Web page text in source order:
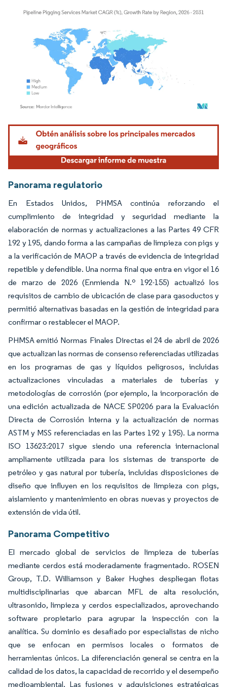
Imagen © Mordor Intelligence. El uso requiere atribución según CC BY 4.0.
Panorama regulatorio
En Estados Unidos, PHMSA continúa reforzando el
cumplimiento de integridad y seguridad mediante la
elaboración de normas y actualizaciones a las Partes 49 CFR
192 y 195, dando forma a las campañas de limpieza con pigs y
a la verificación de MAOP a través de evidencia de integridad
repetible y defendible. Una norma final que entra en vigor el 16
de marzo de 2026 (Enmienda N.º 192-155) actualizó los
requisitos de cambio de ubicación de clase para gasoductos y
permitió alternativas basadas en la gestión de integridad para
confirmar o restablecer el MAOP.
PHMSA emitió Normas Finales Directas el 24 de abril de 2026
que actualizan las normas de consenso referenciadas utilizadas
en los programas de gas y líquidos peligrosos, incluidas
actualizaciones vinculadas a materiales de tuberías y
metodologías de corrosión (por ejemplo, la incorporación de
una edición actualizada de NACE SP0206 para la Evaluación
Directa de Corrosión Interna y la actualización de normas
ASTM y MSS referenciadas en las Partes 192 y 195). La norma
ISO 13623:2017 sigue siendo una referencia internacional
ampliamente utilizada para los sistemas de transporte de
petróleo y gas natural por tubería, incluidas disposiciones de
diseño que influyen en los requisitos de limpieza con pigs,
aislamiento y mantenimiento en obras nuevas y proyectos de
extensión de vida útil.
Panorama Competitivo
El mercado global de servicios de limpieza de tuberías
mediante cerdos está moderadamente fragmentado. ROSEN
Group, T.D. Williamson y Baker Hughes despliegan flotas
multidisciplinarias que abarcan MFL de alta resolución,
ultrasonido, limpieza y cerdos especializados, aprovechando
software propietario para agrupar la inspección con la
analítica. Su dominio es desafiado por especialistas de nicho
que se enfocan en permisos locales o formatos de
herramientas únicos. La diferenciación general se centra en la
calidad de los datos, la capacidad de recorrido y el desempeño
medioambiental. Las fusiones y adquisiciones estratégicas